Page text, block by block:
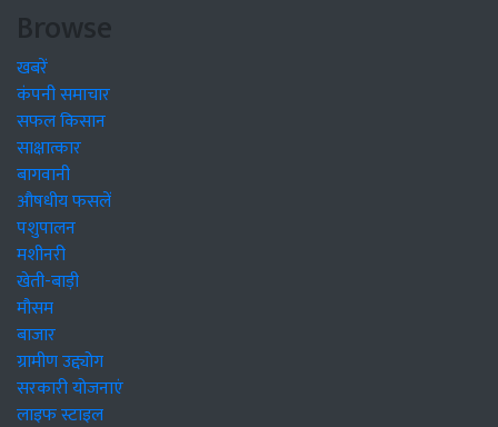
Browse
खबरें
कंपनी समाचार
सफल किसान
साक्षात्कार
बागवानी
औषधीय फसलें
पशुपालन
मशीनरी
खेती-बाड़ी
मौसम
बाजार
ग्रामीण उद्द्योग
सरकारी योजनाएं
लाइफ स्टाइल